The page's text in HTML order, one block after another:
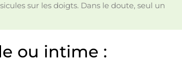
sur les doigts. Dans le doute, seul un
ou intime :